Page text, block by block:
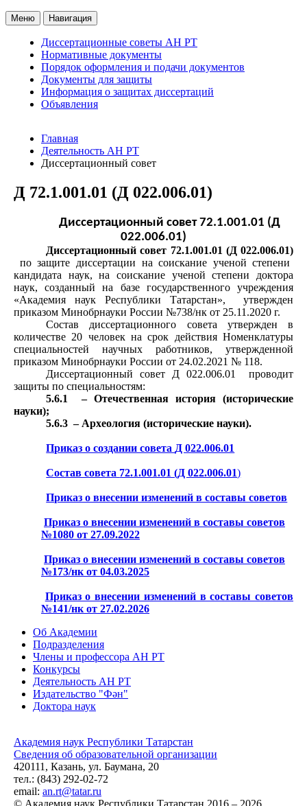
Меню Навигация
Диссертационные советы АН РТ
Нормативные документы
Порядок оформления и подачи документов
Документы для защиты
Информация о защитах диссертаций
Объявления
Главная
Деятельность АН РТ
Диссертационный совет
Д 72.1.001.01 (Д 022.006.01)
Диссертационный совет 72.1.001.01 (Д
022.006.01)
Диссертационный совет 72.1.001.01 (Д 022.006.01)
по защите диссертации на соискание ученой степени
кандидата наук, на соискание ученой степени доктора
наук, созданный на базе государственного учреждения
«Академия наук Республики Татарстан», утвержден
приказом Минобрнауки России №738/нк от 25.11.2020 г.
Состав диссертационного совета утвержден в
количестве 20 человек на срок действия Номенклатуры
специальностей научных работников, утвержденной
приказом Минобрнауки России от 24.02.2021 № 118.
Диссертационный совет Д 022.006.01 проводит
защиты по специальностям:
5.6.1 – Отечественная история (исторические
науки);
5.6.3 – Археология (исторические науки).
Приказ о создании совета Д 022.006.01
Состав совета 72.1.001.01 (Д 022.006.01)
Приказ о внесении изменений в составы советов
Приказ о внесении изменений в составы советов
№1080 от 27.09.2022
Приказ о внесении изменений в составы советов
№173/нк от 04.03.2025
Приказ о внесении изменений в составы советов
№141/нк от 27.02.2026
Об Академии
Подразделения
Члены и профессора АН РТ
Конкурсы
Деятельность АН РТ
Издательство "Фән"
Доктора наук
Академия наук Республики Татарстан
Сведения об образовательной организации
420111, Казань, ул. Баумана, 20
тел.: (843) 292-02-72
email: an.rt@tatar.ru
© Академия наук Республики Татарстан 2016 – 2026